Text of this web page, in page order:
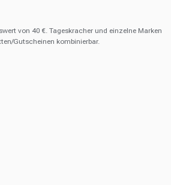
von 40 €. Tageskracher und einzelne Marken
Gutscheinen kombinierbar.